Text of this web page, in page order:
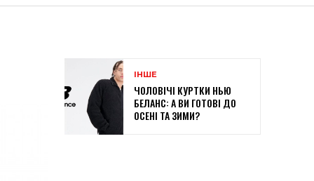
ІНШЕ
ЧОЛОВІЧІ КУРТКИ НЬЮ
БЕЛАНС: А ВИ ГОТОВІ ДО
ОСЕНІ ТА ЗИМИ?